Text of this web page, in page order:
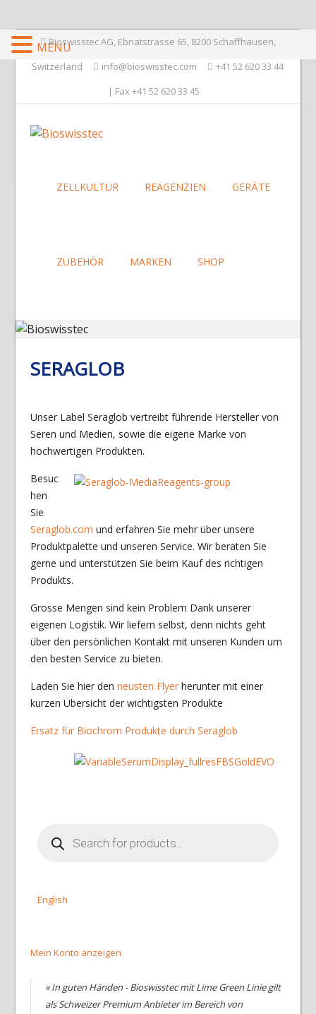
Bioswisstec AG, Ebnatstrasse 65, 8200 Schaffhausen,
Switzerland
info@bioswisstec.com
+41 52 620 33 44
| Fax +41 52 620 33 45
ZELLKULTUR REAGENZIEN GERÄTE
ZUBEHÖR MARKEN SHOP
SERAGLOB
Unser Label Seraglob vertreibt führende Hersteller von
Seren und Medien, sowie die eigene Marke von
hochwertigen Produkten.
Besuc
hen
Sie
Seraglob.com und erfahren Sie mehr über unsere
Produktpalette und unseren Service. Wir beraten Sie
gerne und unterstützen Sie beim Kauf des richtigen
Produkts.
Grosse Mengen sind kein Problem Dank unserer
eigenen Logistik. Wir liefern selbst, denn nichts geht
über den persönlichen Kontakt mit unseren Kunden um
den besten Service zu bieten.
Laden Sie hier den neusten Flyerherunter mit einer
kurzen Übersicht der wichtigsten Produkte
Ersatz für Biochrom Produkte durch Seraglob
search
English
Mein Konto anzeigen
« In guten Händen - Bioswisstec mit Lime Green Linie gilt
als Schweizer Premium Anbieter im Bereich von
MENU